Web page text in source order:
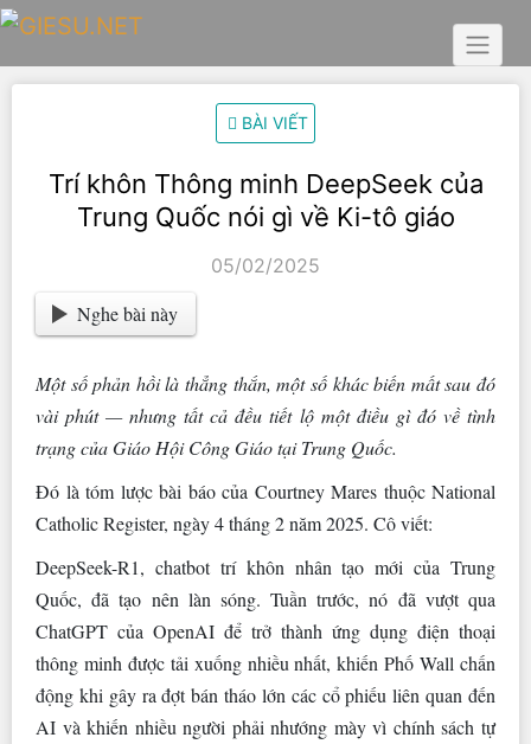
Skip
content
BÀI VIẾT
Trí khôn Thông minh DeepSeek của
Trung Quốc nói gì về Ki-tô giáo
05/02/2025
Nghe bài này
Một số phản hồi là thẳng thắn, một số khác biến mất sau đó
vài phút — nhưng tất cả đều tiết lộ một điều gì đó về tình
trạng của Giáo Hội Công Giáo tại Trung Quốc.
Đó là tóm lược bài báo của Courtney Mares thuộc National
Catholic Register, ngày 4 tháng 2 năm 2025. Cô viết:
DeepSeek-R1, chatbot trí khôn nhân tạo mới của Trung
Quốc, đã tạo nên làn sóng. Tuần trước, nó đã vượt qua
ChatGPT của OpenAI để trở thành ứng dụng điện thoại
thông minh được tải xuống nhiều nhất, khiến Phố Wall chấn
động khi gây ra đợt bán tháo lớn các cổ phiếu liên quan đến
AI và khiến nhiều người phải nhướng mày vì chính sách tự